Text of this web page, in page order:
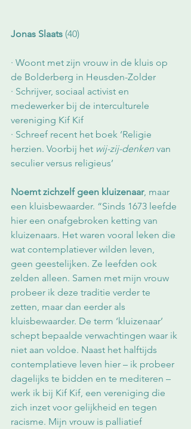
Jonas Slaats (40)
· Woont met zijn vrouw in de kluis op
de Bolderberg in Heusden-Zolder
· Schrijver, sociaal activist en
medewerker bij de interculturele
vereniging Kif Kif
· Schreef recent het boek ‘Religie
herzien. Voorbij het wij-zij-denken van
seculier versus religieus’
Noemt zichzelf geen kluizenaar, maar
een kluisbewaarder. “Sinds 1673 leefde
hier een onafgebroken ketting van
kluizenaars. Het waren vooral leken die
wat contemplatiever wilden leven,
geen geestelijken. Ze leefden ook
zelden alleen. Samen met mijn vrouw
probeer ik deze traditie verder te
zetten, maar dan eerder als
kluisbewaarder. De term ‘kluizenaar’
schept bepaalde verwachtingen waar ik
niet aan voldoe. Naast het halftijds
contemplatieve leven hier – ik probeer
dagelijks te bidden en te mediteren –
werk ik bij Kif Kif, een vereniging die
zich inzet voor gelijkheid en tegen
racisme. Mijn vrouw is palliatief